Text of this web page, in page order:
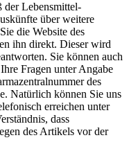
der Lebensmittel­
über weitere
die Website des
ihn direkt. Dieser wird
Sie können auch
Fragen unter Angabe
des
Natürlich können Sie uns
erreichen unter
dass
des Artikels vor der